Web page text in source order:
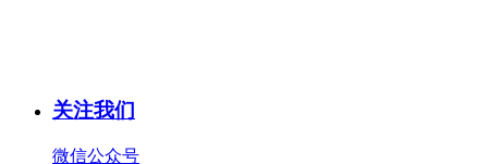
关注我们
微信公众号